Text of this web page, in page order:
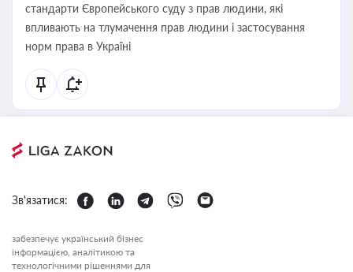
стандарти Європейського суду з прав людини, які
впливають на тлумачення прав людини і застосування
норм права в Україні
Зв'язатися:
забезпечує український бізнес
інформацією, аналітикою та
технологічними рішеннями для